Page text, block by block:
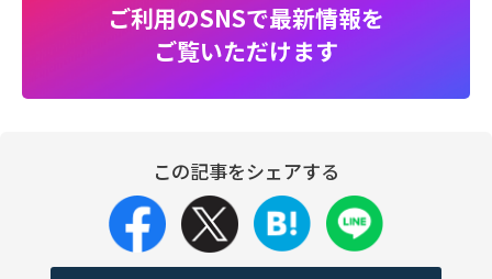
ご利用のSNSで最新情報を
ご覧いただけます
この記事をシェアする